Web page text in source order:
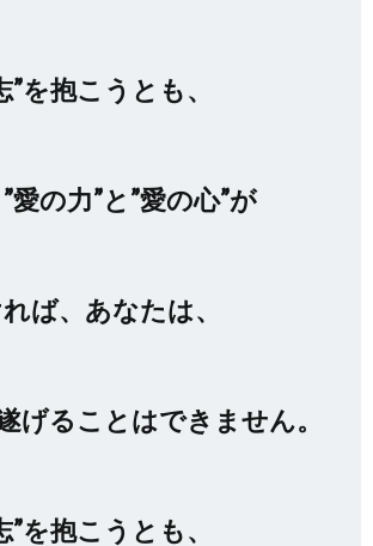
を抱こうとも、
愛の力”と”愛の心”が
ば、あなたは、
げることはできません。
を抱こうとも、